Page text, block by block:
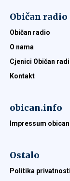
Običan radio
Običan radio
O nama
Cjenici Običan
Kontakt
obican.info
Impressum
Ostalo
Politika privatnosti